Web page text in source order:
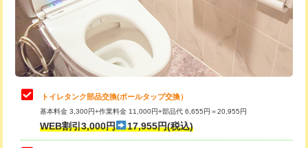
トイレタンク部品交換(ボールタップ交換）
基本料金 3,300円+作業料金 11,000円+部品代 6,655円＝20,955円
WEB割引3,000円 17,955円(税込)